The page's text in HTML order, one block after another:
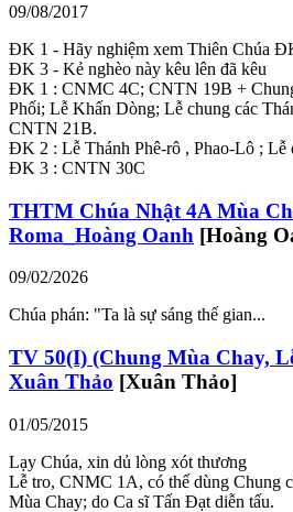
09/08/2017
ĐK 1 - Hãy nghiệm xem Thiên Chúa
ĐK 3 - Kẻ nghèo này kêu lên đã kêu
ĐK 1 : CNMC 4C; CNTN 19B +
Phối; Lễ Khấn Dòng; Lễ chung các
CNTN 21B.
ĐK 2 : Lễ Thánh Phê-rô , Phao-Lô ; Lễ
ĐK 3 : CNTN 30C
THTM Chúa Nhật 4A Mùa
Roma_Hoàng Oanh [Hoàng
09/02/2026
Chúa phán: "Ta là sự sáng thế gian...
TV 50(I) (Chung Mùa Chay,
Xuân Thảo [Xuân Thảo]
01/05/2015
Lạy Chúa, xin dủ lòng xót thương
Lễ tro, CNMC 1A, có thể dùng Chung
Mùa Chay; do Ca sĩ Tấn Đạt diễn tấu.